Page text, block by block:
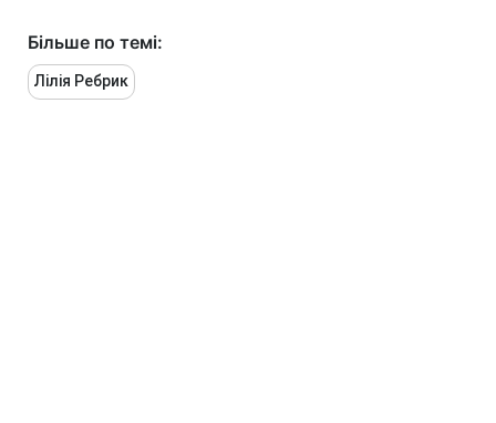
Більше по темі:
Лілія Ребрик